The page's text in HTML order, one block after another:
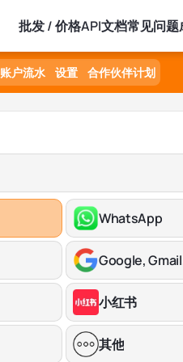
批发 / 价格API文档常见问题
账户流水 设置 合作伙伴计划
WhatsApp
Google,
小红书
其他